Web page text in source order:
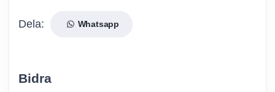
Dela: Whatsapp
Bidra